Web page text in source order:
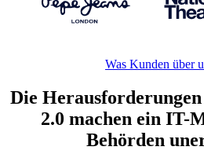
Was Kunden über
Die
2.0 machen ein IT-
Behörden